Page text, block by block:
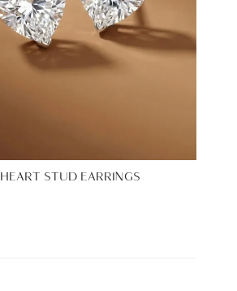
HEART STUD EARRINGS